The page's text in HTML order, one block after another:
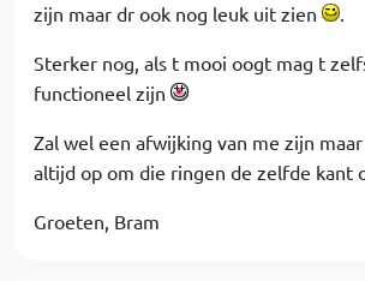
zijn maar dr ook nog leuk uit zien
.
Sterker nog, als t mooi oogt mag t
functioneel zijn
Zal wel een afwijking van me zijn
altijd op om die ringen de zelfde kant
Groeten, Bram